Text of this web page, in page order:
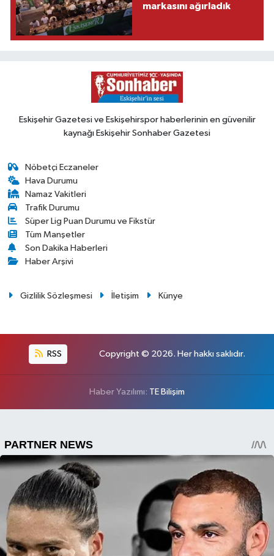
markasını ağırladık
Eskişehir Gazetesi ve Eskişehirspor haberlerinin en güvenilir
kaynağı Eskişehir Sonhaber Gazetesi
Nöbetçi Eczaneler
Hava Durumu
Namaz Vakitleri
Trafik Durumu
Süper Lig Puan Durumu ve Fikstür
Tüm Manşetler
Son Dakika Haberleri
Haber Arşivi
Gizlilik Sözleşmesi İletişim Künye
RSS Copyright © 2026. Her hakkı saklıdır.
Haber Yazılımı: TE Bilişim